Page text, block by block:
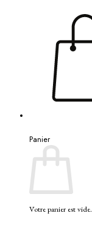
Panier
Votre panier est vide.